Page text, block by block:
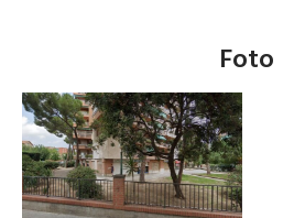
Foto